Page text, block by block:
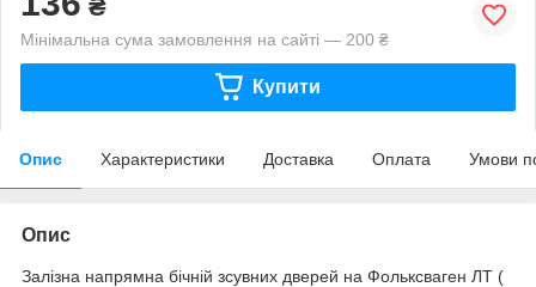
₴
Мінімальна сума замовлення на сайті — 200 ₴
Купити
Опис Характеристики Доставка Оплата Умови
Опис
Залізна напрямна бічній зсувних дверей на Фольксваген ЛТ (